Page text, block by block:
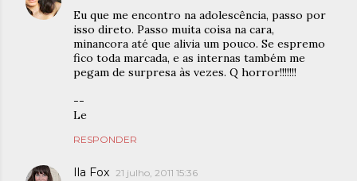
Eu que me encontro na adolescência, passo por
isso direto. Passo muita coisa na cara,
minancora até que alivia um pouco. Se espremo
fico toda marcada, e as internas também me
pegam de surpresa às vezes. Q horror!!!!!!!
--
Le
RESPONDER
Ila Fox 21 julho, 2011 15:36